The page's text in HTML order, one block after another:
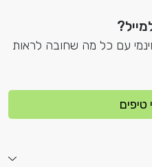
עם כל מה שחובה לראות
טיפים